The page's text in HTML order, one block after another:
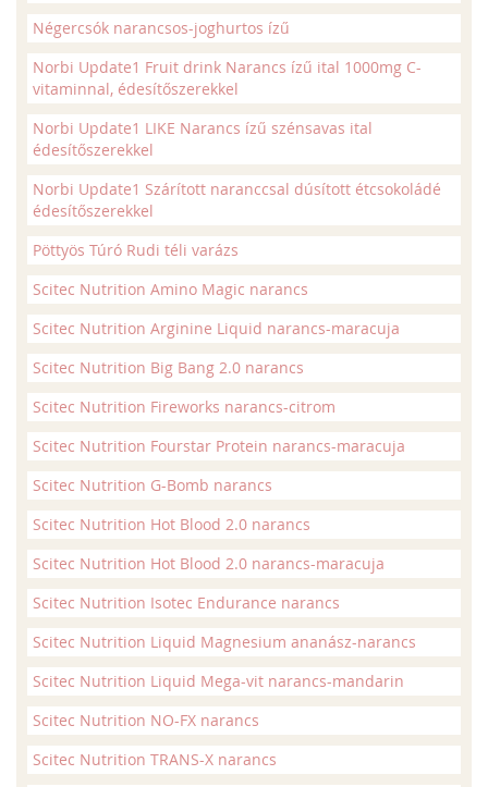
Négercsók narancsos-joghurtos ízű
Norbi Update1 Fruit drink Narancs ízű ital 1000mg C-
vitaminnal, édesítőszerekkel
Norbi Update1 LIKE Narancs ízű szénsavas ital
édesítőszerekkel
Norbi Update1 Szárított naranccsal dúsított étcsokoládé
édesítőszerekkel
Pöttyös Túró Rudi téli varázs
Scitec Nutrition Amino Magic narancs
Scitec Nutrition Arginine Liquid narancs-maracuja
Scitec Nutrition Big Bang 2.0 narancs
Scitec Nutrition Fireworks narancs-citrom
Scitec Nutrition Fourstar Protein narancs-maracuja
Scitec Nutrition G-Bomb narancs
Scitec Nutrition Hot Blood 2.0 narancs
Scitec Nutrition Hot Blood 2.0 narancs-maracuja
Scitec Nutrition Isotec Endurance narancs
Scitec Nutrition Liquid Magnesium ananász-narancs
Scitec Nutrition Liquid Mega-vit narancs-mandarin
Scitec Nutrition NO-FX narancs
Scitec Nutrition TRANS-X narancs